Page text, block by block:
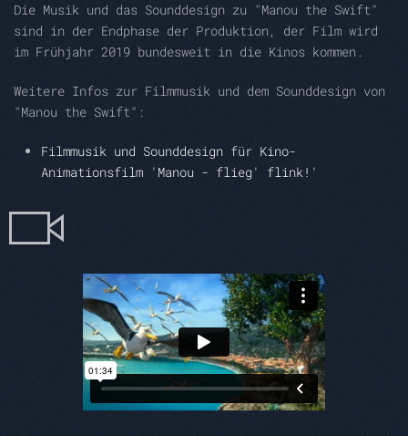
Die Musik und das Sounddesign zu "Manou the Swift"
sind in der Endphase der Produktion, der Film wird
im Frühjahr 2019 bundesweit in die Kinos kommen.
Weitere Infos zur Filmmusik und dem Sounddesign von
"Manou the Swift":
Filmmusik und Sounddesign für Kino-
Animationsfilm 'Manou - flieg' flink!'